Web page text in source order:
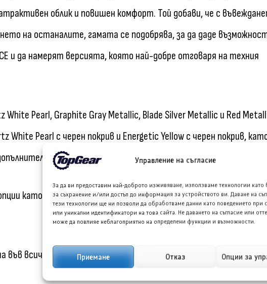
Управление на съгласие
За да ви предоставим най-доброто изживяване, използваме технологии като
за съхранение и/или достъп до информация за устройството ви. Даване на
тези технологии ще ни позволи да обработваме данни като поведението при
или уникални идентификатори на това сайта. Не даването на съгласие или
може да повлияе неблагоприятно на определени функции и възможности.
Приемане Отказ Опции за
облик и повишен комфорт. Той добави, че с
на останалите, гамата се подобрява, за да даде
и да намерят версията, която най-добре отговаря на техния
White Pearl, Graphite Gray Metallic, Blade Silver Metallic и Red
White Pearl с черен покрив и Energetic Yellow с черен покрив,
160 €.
като GLS, плюс Jet Black Mica, като Quartz White Pearl добавя
във всички оторизирани дилърства на Мицубиши Моторс